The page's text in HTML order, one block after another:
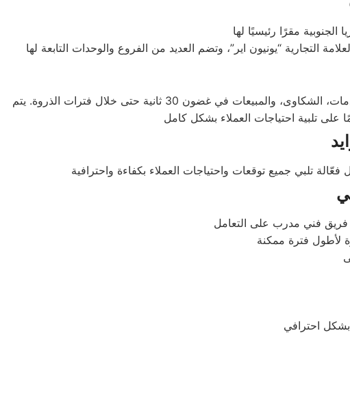
لتوحيد قنوات التواصل مع العملاء. يتم الرد على جميع المكالمات المتعلقة بالخدمات، الشكاوى، والمبيعات في غضون 30 ثانية حتى خلال فترات الذروة. يتم
فريق فني مدرب على التعامل